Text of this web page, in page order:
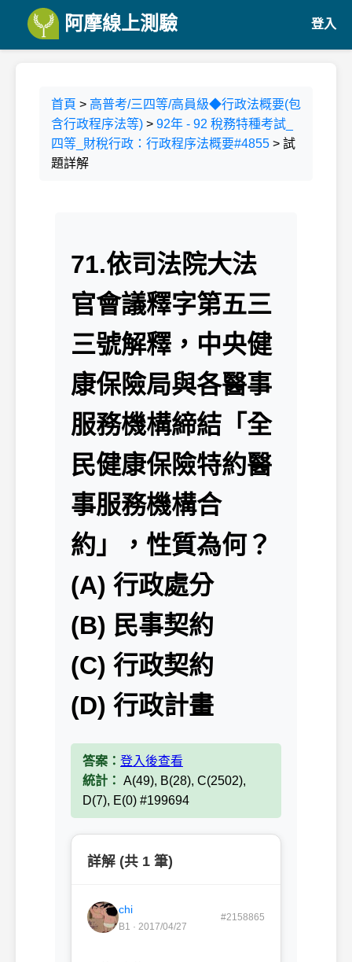
阿摩線上測驗 登入
首頁 > 高普考/三四等/高員級◆行政法概要(包
含行政程序法等) > 92年 - 92 稅務特種考試_
四等_財稅行政：行政程序法概要#4855 > 試
題詳解
71.依司法院大法
官會議釋字第五三
三號解釋，中央健
康保險局與各醫事
服務機構締結「全
民健康保險特約醫
事服務機構合
約」，性質為何？
(A) 行政處分
(B) 民事契約
(C) 行政契約
(D) 行政計畫
答案： 登入後查看
統計： A(49), B(28), C(2502),
D(7), E(0) #199694
詳解 (共 1 筆)
chi
B1 · 2017/04/27
#2158865